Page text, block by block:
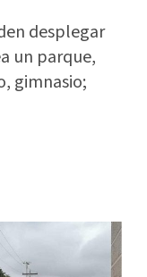
desplegar
un parque,
gimnasio;